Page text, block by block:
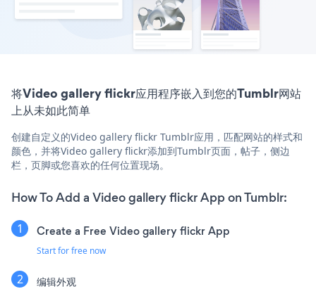
将Video gallery flickr应用程序嵌入到您的Tumblr网站
上从未如此简单
创建自定义的Video gallery flickr Tumblr应用，匹配网站的样式和
颜色，并将Video gallery flickr添加到Tumblr页面，帖子，侧边
栏，页脚或您喜欢的任何位置现场。
How To Add a Video gallery flickr App on Tumblr:
Create a Free Video gallery flickr App
Start for free now
编辑外观